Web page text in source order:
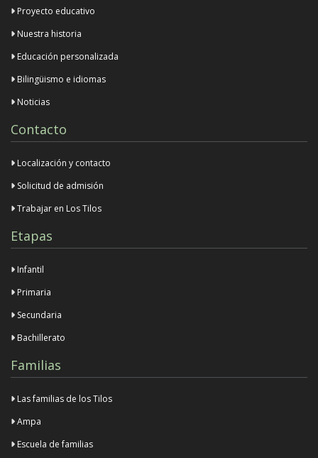
Proyecto educativo
Nuestra historia
Educación personalizada
Bilingüismo e idiomas
Noticias
Contacto
Localización y contacto
Solicitud de admisión
Trabajar en Los Tilos
Etapas
Infantil
Primaria
Secundaria
Bachillerato
Familias
Las familias de los Tilos
Ampa
Escuela de familias